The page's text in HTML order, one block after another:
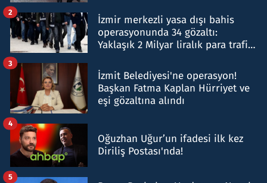
İzmir merkezli yasa dışı bahis
operasyonunda 34 gözaltı:
Yaklaşık 2 Milyar liralık para trafiği
2
İzmit Belediyesi'ne operasyon!
Başkan Fatma Kaplan Hürriyet ve
eşi gözaltına alındı
3
Oğuzhan Uğur’un ifadesi ilk kez
Diriliş Postası'nda!
4
5